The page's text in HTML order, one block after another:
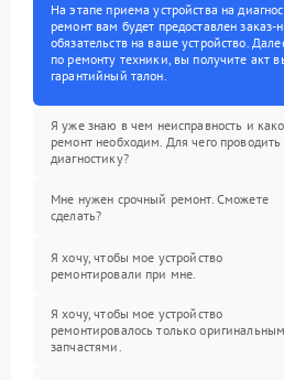
На этапе приема устройства на
ремонт вам будет предоставлен
обязательств на ваше устройство.
по ремонту техники, вы получите акт
гарантийный талон.
Я уже знаю в чем неисправность и
ремонт необходим. Для чего проводить
диагностику?
Мне нужен срочный ремонт. Сможете
сделать?
Я хочу, чтобы мое устройство
ремонтировали при мне.
Я хочу, чтобы мое устройство
ремонтировалось только
запчастями.